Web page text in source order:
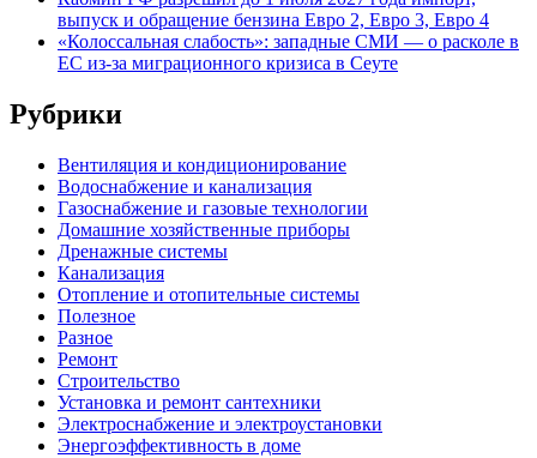
выпуск и обращение бензина Евро 2, Евро 3, Евро 4
«Колоссальная слабость»: западные СМИ — о расколе в
ЕС из-за миграционного кризиса в Сеуте
Рубрики
Вентиляция и кондиционирование
Водоснабжение и канализация
Газоснабжение и газовые технологии
Домашние хозяйственные приборы
Дренажные системы
Канализация
Отопление и отопительные системы
Полезное
Разное
Ремонт
Строительство
Установка и ремонт сантехники
Электроснабжение и электроустановки
Энергоэффективность в доме